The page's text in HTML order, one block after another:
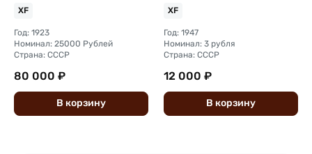
XF
Год: 1923
Номинал: 25000 Рублей
Страна: СССР
80 000 ₽
В корзину
XF
Год: 1947
Номинал: 3 рубля
Страна: СССР
12 000 ₽
В корзину